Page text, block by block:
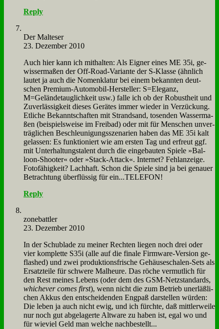
Reply
Der Mal­te­ser
23. Dezember 2010
Auch hier kann ich mit­hal­ten: Als Eig­ner ei­nes ME 35i, ge­
wis­ser­ma­ßen der Off-Road-Va­ri­an­te der S‑Klasse (ähn­lich
lau­tet ja auch die No­men­kla­tur bei ei­nem be­kann­ten deut­
schen Pre­mi­um-Au­to­mo­bil-Her­stel­ler: S=Eleganz,
M=Geländetauglichkeit usw.) fal­le ich ob der Ro­bust­heit und
Zu­ver­läs­sig­keit die­ses Ge­rä­tes im­mer wie­der in Ver­zückung.
Et­li­che Be­kannt­schaf­ten mit Strand­sand, to­sen­den Was­ser­ma­
ßen (bei­spiels­wei­se im Frei­bad) oder mit für Men­schen un­ver­
träg­li­chen Be­schleu­ni­gungs­sze­na­ri­en ha­ben das ME 35i kalt
ge­las­sen: Es funk­tio­niert wie am er­sten Tag und er­freut ggf.
mit Un­ter­hal­tungs­ta­lent durch die ein­ge­bau­ten Spie­le »Bal­
loon-Shoo­ter« oder »Stack-At­tack«. In­ter­net? Fehl­an­zei­ge.
Fo­to­fä­hig­keit? Lach­haft. Schon die Spie­le sind ja bei ge­nau­er
Be­trach­tung über­flüs­sig für ein...TELEFON!
Reply
zone­batt­ler
23. Dezember 2010
In der Schub­la­de zu mei­ner Rech­ten lie­gen noch drei oder
vier kom­plet­te S35i (al­le auf die fi­na­le Firm­ware-Ver­si­on ge­
flas­hed) und zwei pro­duk­ti­ons­fri­sche Ge­häu­se­scha­len-Sets als
Er­satz­tei­le für schwe­re Mal­heu­re. Das rö­che ver­mut­lich für
den Rest mei­nes Le­bens (oder dem des GSM-Netz­stan­dards,
whi­che­ver co­mes first), wenn nicht die zum Be­trieb un­er­läß­li­
chen Ak­kus den ent­schei­den­den Eng­paß dar­stel­len wür­den:
Die le­ben ja auch nicht ewig, und ich fürch­te, daß mitt­ler­wei­le
nur noch gut ab­ge­la­ger­te Alt­wa­re zu ha­ben ist, egal wo und
für wie­viel Geld man wel­che nach­be­stellt...